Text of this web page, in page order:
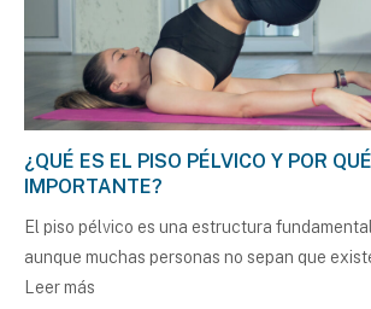
¿QUÉ ES EL PISO PÉLVICO Y POR
IMPORTANTE?
El piso pélvico es una estructura
aunque muchas personas no sepan que
Leer más